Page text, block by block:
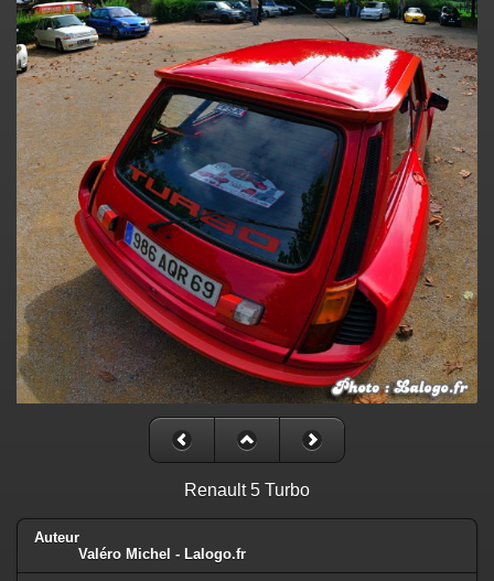
Renault 5 Turbo
Auteur
Valéro Michel - Lalogo.fr